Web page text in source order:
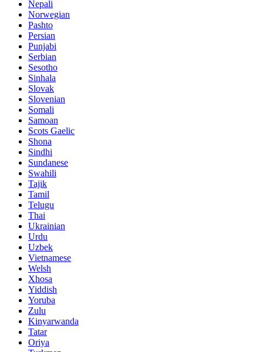
Nepali
Norwegian
Pashto
Persian
Punjabi
Serbian
Sesotho
Sinhala
Slovak
Slovenian
Somali
Samoan
Scots Gaelic
Shona
Sindhi
Sundanese
Swahili
Tajik
Tamil
Telugu
Thai
Ukrainian
Urdu
Uzbek
Vietnamese
Welsh
Xhosa
Yiddish
Yoruba
Zulu
Kinyarwanda
Tatar
Oriya